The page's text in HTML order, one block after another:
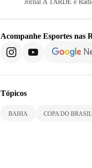
Jornal A TARDE e
Acompanhe Esportes nas
Tópicos
BAHIA COPA DO BRASIL